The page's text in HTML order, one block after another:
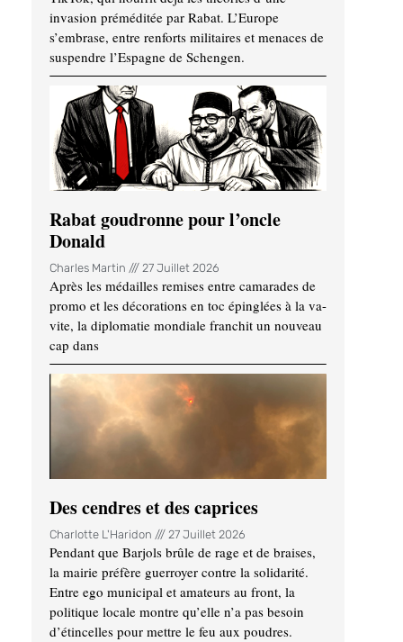
invasion préméditée par Rabat. L’Europe
s’embrase, entre renforts militaires et menaces de
suspendre l’Espagne de Schengen.
Rabat goudronne pour l’oncle
Donald
Charles Martin 27 Juillet 2026
Après les médailles remises entre camarades de
promo et les décorations en toc épinglées à la va-
vite, la diplomatie mondiale franchit un nouveau
cap dans
Des cendres et des caprices
Charlotte L'Haridon 27 Juillet 2026
Pendant que Barjols brûle de rage et de braises,
la mairie préfère guerroyer contre la solidarité.
Entre ego municipal et amateurs au front, la
politique locale montre qu’elle n’a pas besoin
d’étincelles pour mettre le feu aux poudres.